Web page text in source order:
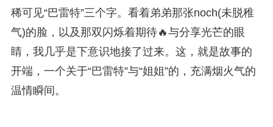
稀可见“巴雷特”三个字。看着弟弟那张noch(未脱稚
气)的脸，以及那双闪烁着期待🔥与分享光芒的眼
睛，我几乎是下意识地接了过来。这，就是故事的
开端，一个关于“巴雷特”与“姐姐”的，充满烟火气的
温情瞬间。